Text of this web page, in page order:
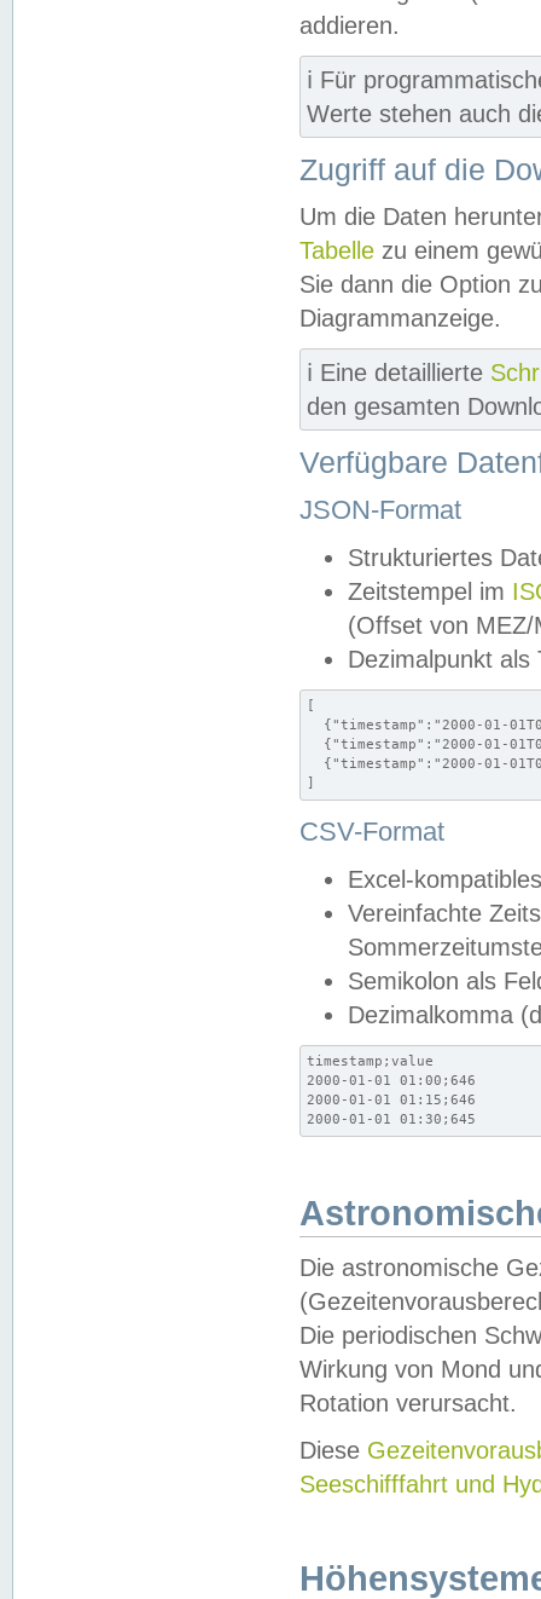
addieren.
ℹ️ Für
Werte stehen auch
Zugriff auf die
Um die Daten
Tabelle zu einem
Sie dann die Option
Diagrammanzeige.
ℹ️ Eine detaillierte
den gesamten
Verfügbare
JSON-Format
Strukturiertes
Zeitstempel im
(Offset von MEZ/
Dezimalpunkt als
[
{"timestamp":"2000-01-
{"timestamp":"2000-01-
{"timestamp":"2000-01-
]
CSV-Format
Excel-
Vereinfachte
Semikolon als
Dezimalkomma
timestamp;value
2000-01-01 01:00;646
2000-01-01 01:15;646
2000-01-01 01:30;645
Die astronomische
Die periodischen
Wirkung von Mond
Rotation verursacht.
Diese
Seeschifffahrt und